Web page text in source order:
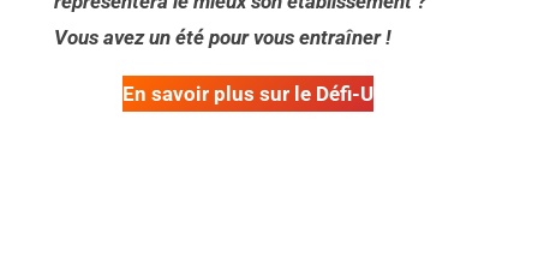
Vous avez un été pour vous entraîner !
En savoir plus sur le Défi-U